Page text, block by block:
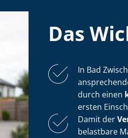
Das
In Bad
durch einen
ersten
Damit der
belastbare